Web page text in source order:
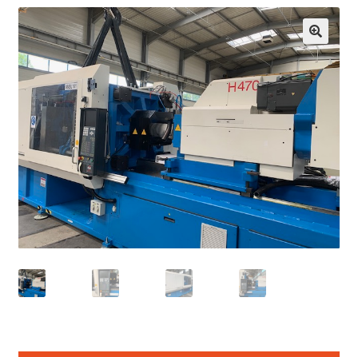
VENTES
PIÈCES DÉTACHÉES
CONTACT